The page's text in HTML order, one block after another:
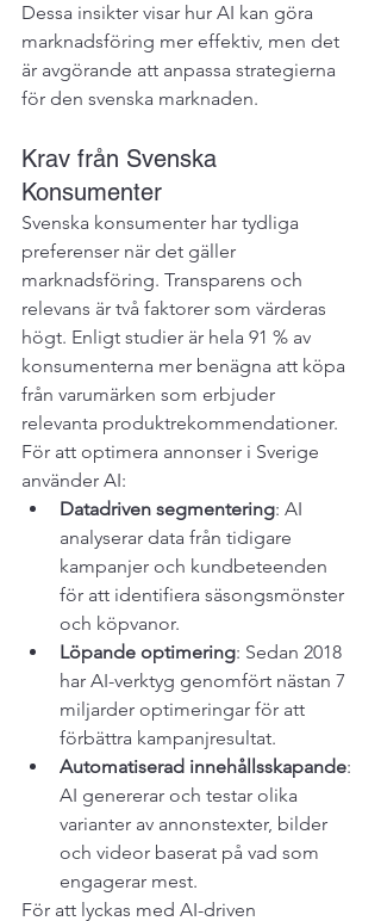
Dessa insikter visar hur AI kan göra
marknadsföring mer effektiv, men det
är avgörande att anpassa strategierna
för den svenska marknaden.
Krav från Svenska
Konsumenter
Svenska konsumenter har tydliga
preferenser när det gäller
marknadsföring. Transparens och
relevans är två faktorer som värderas
högt. Enligt studier är hela 91 % av
konsumenterna mer benägna att köpa
från varumärken som erbjuder
relevanta produktrekommendationer.
För att optimera annonser i Sverige
använder AI:
Datadriven segmentering: AI
analyserar data från tidigare
kampanjer och kundbeteenden
för att identifiera säsongsmönster
och köpvanor.
Löpande optimering: Sedan 2018
har AI-verktyg genomfört nästan 7
miljarder optimeringar för att
förbättra kampanjresultat.
Automatiserad innehållsskapande:
AI genererar och testar olika
varianter av annonstexter, bilder
och videor baserat på vad som
engagerar mest.
För att lyckas med AI-driven